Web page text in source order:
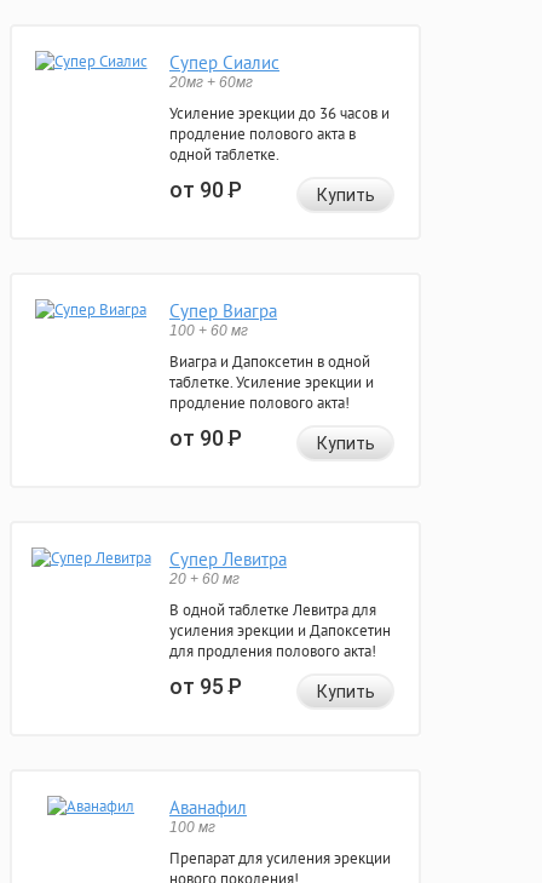
Супер Сиалис
20мг + 60мг
Усиление эрекции до 36 часов и
продление полового акта в
одной таблетке.
от 90Р Купить
Супер Виагра
100 + 60 мг
Виагра и Дапоксетин в одной
таблетке. Усиление эрекции и
продление полового акта!
от 90Р Купить
Супер Левитра
20 + 60 мг
В одной таблетке Левитра для
усиления эрекции и Дапоксетин
для продления полового акта!
от 95Р Купить
Аванафил
100 мг
Препарат для усиления эрекции